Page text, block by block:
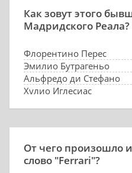
Как зовут этого
Мадридского Реала?
Флорентино Перес
Эмилио Бутрагеньо
Альфредо ди Стефано
Хулио Иглесиас
От чего произошло
слово "Ferrari"?